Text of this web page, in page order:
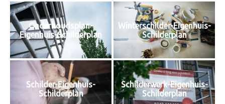
Onderhoudsplan-
Eigenhuis-Schilderplan
Winterschilder-Eigenhuis-
Schilderplan
Schilder-Eigenhuis-
Schilderplan
Schilderwerk-Eigenhuis-
Schilderplan